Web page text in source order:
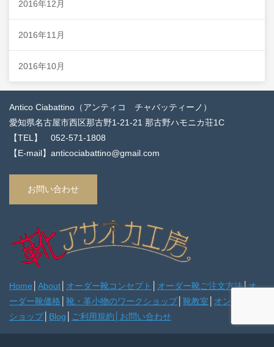
2016年12月
2016年11月
2016年10月
Antico Ciabattino（アンティコ チャバッティーノ）
愛知県名古屋市西区那古野1-21-21 那古野ハモニカ荘1C
【TEL】 052-571-1808
【E-mail】anticociabattino@gmail.com
お問い合わせ
Home About オーダー靴コンセプト オーダー靴ご注文方法│オ
ーダー靴価格
靴・革小物のワークショップ│ 靴教室
オンライン
ショップ│ Blog ご利用規約 お問い合わせ